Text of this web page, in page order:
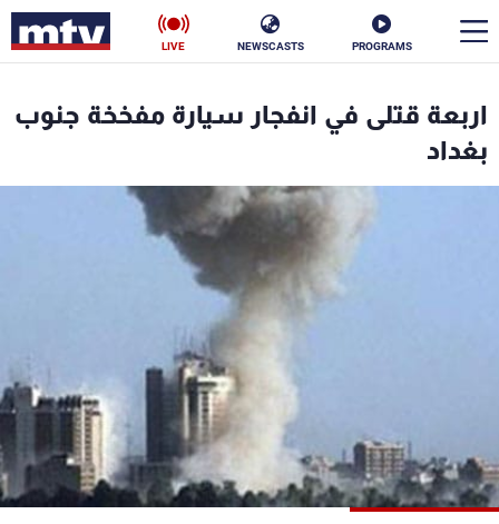
PROGRAMS
NEWSCASTS
LIVE
اربعة قتلى في انفجار سيارة مفخخة جنوب
بغداد
الأخبار
ناس
فن
رياضة
البرامج
جدول البرامج